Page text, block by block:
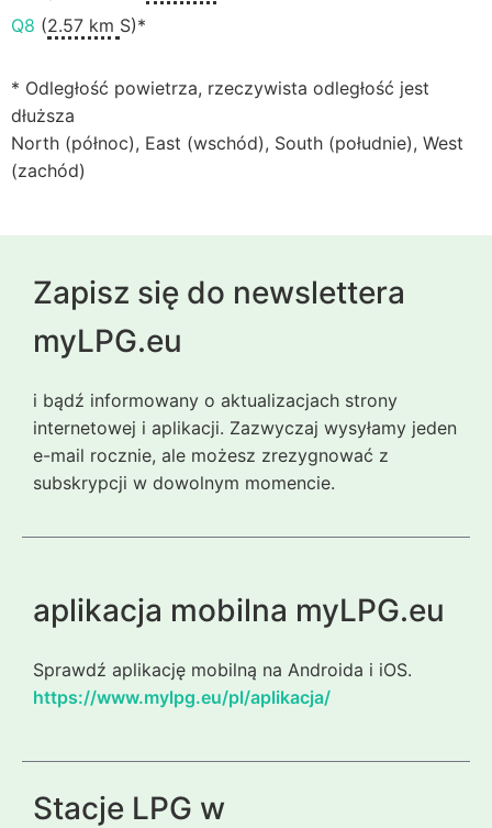
Q8 (2.57 km S)*
* Odległość powietrza, rzeczywista odległość jest
dłuższa
North (północ), East (wschód), South (południe), West
(zachód)
Zapisz się do newslettera
myLPG.eu
i bądź informowany o aktualizacjach strony
internetowej i aplikacji. Zazwyczaj wysyłamy jeden
e-mail rocznie, ale możesz zrezygnować z
subskrypcji w dowolnym momencie.
aplikacja mobilna myLPG.eu
Sprawdź aplikację mobilną na Androida i iOS.
https://www.mylpg.eu/pl/aplikacja/
Stacje LPG w